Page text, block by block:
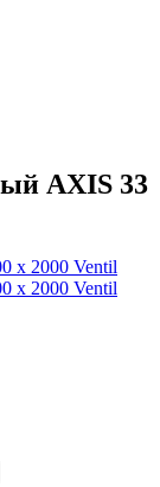
AXIS 33